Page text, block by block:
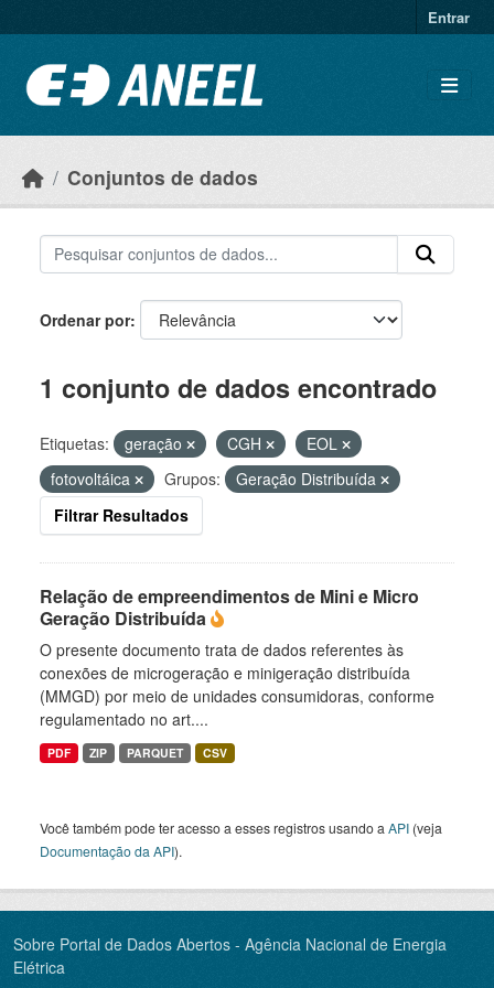
Entrar
Conjuntos de dados
Ordenar por
1 conjunto de dados encontrado
Etiquetas: geração CGH
EOL
fotovoltáica
Grupos:
Geração Distribuída
Filtrar Resultados
Relação de empreendimentos de Mini e Micro
Geração Distribuída
O presente documento trata de dados referentes às
conexões de microgeração e minigeração distribuída
(MMGD) por meio de unidades consumidoras, conforme
regulamentado no art....
PDF ZIP PARQUET CSV
Você também pode ter acesso a esses registros usando a API (veja
Documentação da API).
Sobre Portal de Dados Abertos - Agência Nacional de Energia
Elétrica